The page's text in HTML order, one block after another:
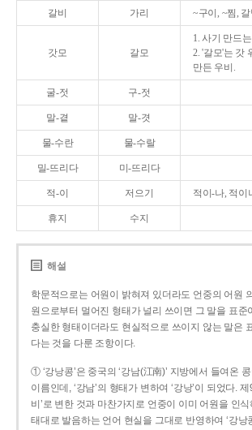
갈비 가리 ~구이, ~찜,
갓모 갈모
1. 사기 만드
2. '갈모'는 갓
만든 우비.
굴-젓 구-젓
말-곁 말-겻
물-수란 물-수랄
밀-뜨리다 미-뜨리다
적-이 저으기 적이-나, 적이
휴지 수지
해설
학문적으로는 어원이 밝혀져 있더라도 언중의 어원
원으로부터 멀어진 형태가 널리 쓰이면 그 말을 표준
충실한 형태이더라도 현실적으로 쓰이지 않는 말은
다는 것을 다룬 조항이다.
① ‘강낭콩’은 중국의 ‘강남(江南)’ 지방에서 들여온
이름인데, ‘강남’의 형태가 변하여 ‘강낭’이 되었다. 제
비’로 변한 것과 마찬가지로 언중이 이미 어원을 인
태대로 발음하는 언어 현실을 그대로 반영하여 ‘강낭